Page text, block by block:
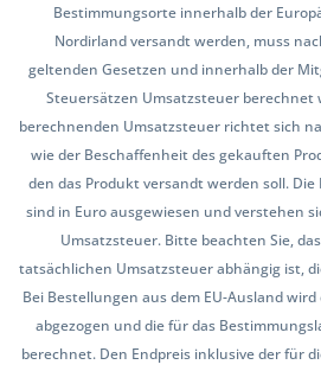
Bestimmungsorte innerhalb der
Nordirland versandt werden, muss
geltenden Gesetzen und innerhalb der
Steuersätzen Umsatzsteuer berechnet
berechnenden Umsatzsteuer richtet sich
wie der Beschaffenheit des gekauften
den das Produkt versandt werden soll.
sind in Euro ausgewiesen und verstehen
Umsatzsteuer. Bitte beachten Sie,
tatsächlichen Umsatzsteuer abhängig ist,
Bei Bestellungen aus dem EU-Ausland
abgezogen und die für das
berechnet. Den Endpreis inklusive der für